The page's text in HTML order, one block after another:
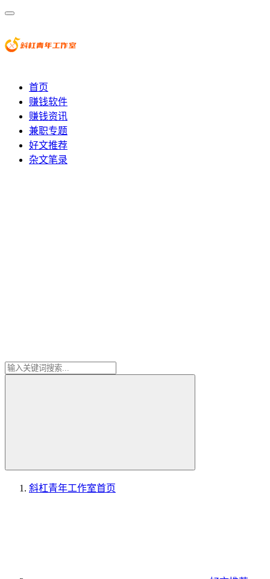
首页
赚钱软件
赚钱资讯
兼职专题
好文推荐
杂文笔录
斜杠青年工作室首页